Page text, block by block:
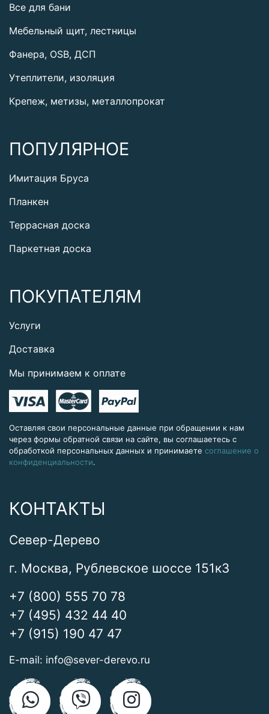
Все для бани
Мебельный щит, лестницы
Фанера, OSB, ДСП
Утеплители, изоляция
Крепеж, метизы, металлопрокат
ПОПУЛЯРНОЕ
Имитация Бруса
Планкен
Террасная доска
Паркетная доска
ПОКУПАТЕЛЯМ
Услуги
Доставка
Мы принимаем к оплате
Оставляя свои персональные данные при обращении к нам
через формы обратной связи на сайте, вы соглашаетесь с
обработкой персональных данных и принимаете соглашение о
конфиденциальности.
КОНТАКТЫ
Север-Дерево
г. Москва, Рублевское шоссе 151к3
+7 (800) 555 70 78
+7 (495) 432 44 40
+7 (915) 190 47 47
E-mail: info@sever-derevo.ru